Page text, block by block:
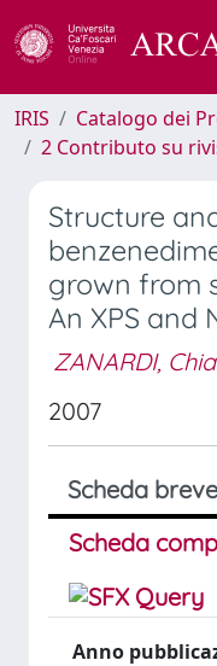
IRIS
Catalogo dei
2 Contributo su
Structure
grown from
An XPS and
ZANARDI,
2007
Scheda breve
Scheda
Anno